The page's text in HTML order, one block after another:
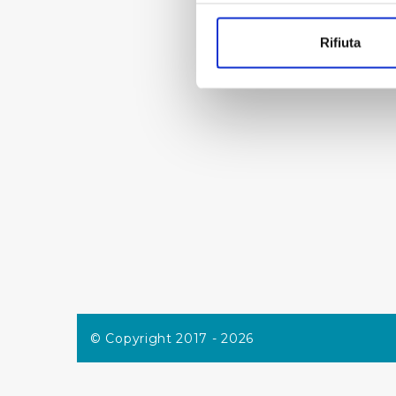
Identificare il tuo
digitali).
Rifiuta
© Copyright 2017 - 2026